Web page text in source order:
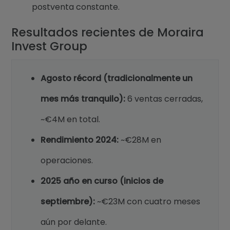
postventa constante.
Resultados recientes de Moraira
Invest Group
Agosto récord (tradicionalmente un
mes más tranquilo):6 ventas cerradas,
~€4M en total.
Rendimiento 2024: ~€28M en
operaciones.
2025 año en curso (inicios de
septiembre): ~€23M con cuatro meses
aún por delante.